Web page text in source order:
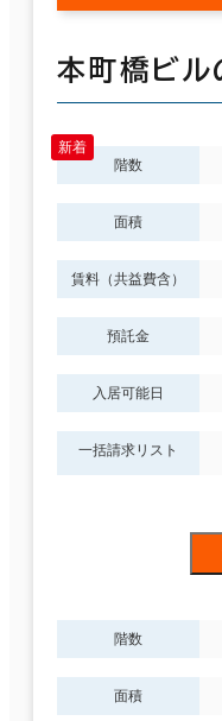
本町橋ビル
階数
面積
賃料（共益費含）
預託金
入居可能日
一括請求リスト
階数
面積